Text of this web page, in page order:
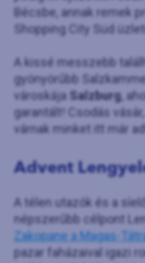
Bécsbe, annak remek
Shopping City Süd
A kissé messzebb
gyönyörűbb
városkája Salzburg,
garantált! Csodás
várnak minket itt már
Advent
A télen utazók és a
népszerűbb célpont
Zakopane a Magas-
pazar faházaival igazi